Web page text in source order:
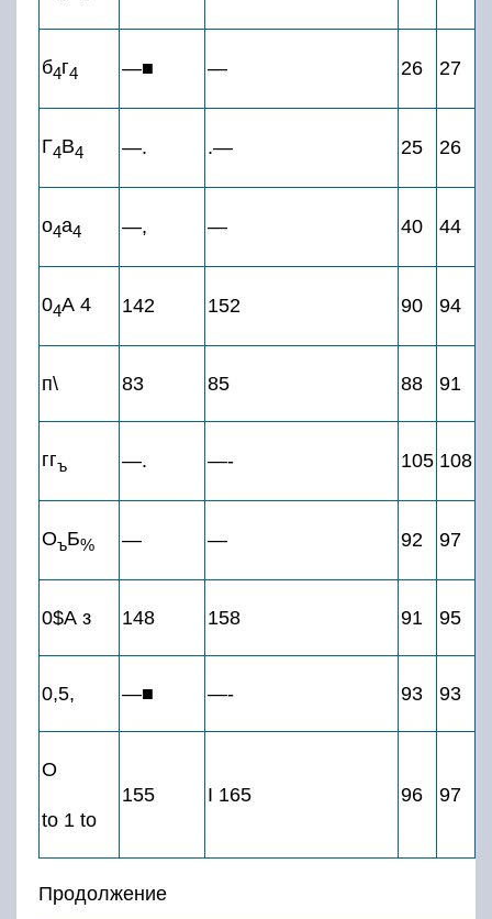
б4г4 —■ — 26 27
Г4В4 —. .— 25 26
о4а4 —, — 40 44
04А 4 142 152 90 94
п\ 83 85 88 91
ггъ —. —- 105 108
ОъБ% — — 92 97
0$А з 148 158 91 95
0,5, —■ —- 93 93
О
to 1 to
155 I 165 96 97
Продолжение